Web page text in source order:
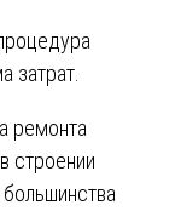
затрат.
ремонта
строении